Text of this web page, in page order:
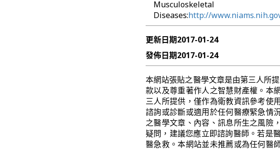
Diseases:http://
更新日期2017-01-24
發佈日期2017-01-24
本網站張貼之醫學文章是由第三人所
款以及尊重著作人之智慧財產權。本
三人所提供，僅作為衛教資訊參考使
諮詢或診斷或適用於任何醫療緊急情
之醫學文章、內容、訊息所生之風險
疑問，建議您應立即諮詢醫師。若是
醫急救。本網站並未推薦或為任何醫